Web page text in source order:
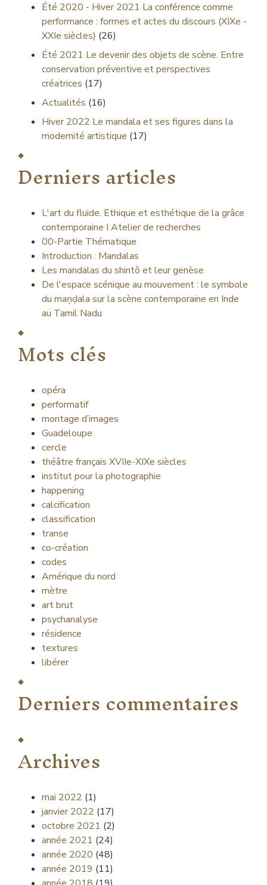
Été 2020 - Hiver 2021 La conférence comme
performance : formes et actes du discours (XIXe -
XXIe siècles) (26)
Été 2021 Le devenir des objets de scène. Entre
conservation préventive et perspectives
créatrices (17)
Actualités (16)
Hiver 2022 Le mandala et ses figures dans la
modernité artistique (17)
Derniers articles
L'art du fluide. Ethique et esthétique de la grâce
contemporaine I Atelier de recherches
00-Partie Thématique
Introduction : Mandalas
Les mandalas du shintô et leur genèse
De l'espace scénique au mouvement : le symbole
du maṇḍala sur la scène contemporaine en Inde
au Tamil Nadu
Mots clés
opéra
performatif
montage d’images
Guadeloupe
cercle
théâtre français XVIIe-XIXe siècles
institut pour la photographie
happening
calcification
classification
transe
co-création
codes
Amérique du nord
mètre
art brut
psychanalyse
résidence
textures
libérer
Derniers commentaires
Archives
mai 2022 (1)
janvier 2022 (17)
octobre 2021 (2)
année 2021 (24)
année 2020 (48)
année 2019 (11)